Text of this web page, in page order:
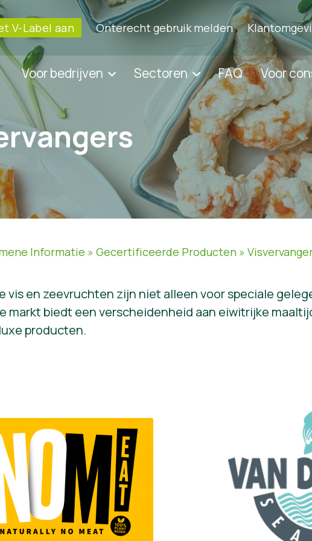
V-Label aan Onterecht gebruik melden
Voor bedrijven Sectoren FAQ Voor
Informatie »Gecertificeerde Producten »
vis en zeevruchten zijn niet alleen voor speciale
markt biedt een verscheidenheid aan eiwitrijke
producten.